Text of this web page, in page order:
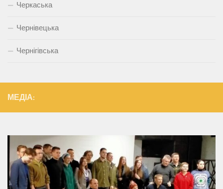
Черкаська
Чернівецька
Чернігівська
МЕДІА: